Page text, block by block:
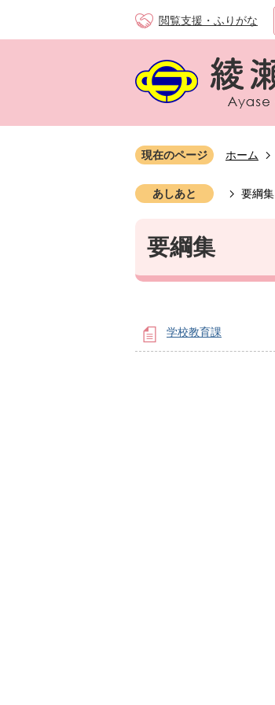
閲覧支援・ふりがな
現在のページ ホーム
あしあと 要綱集
要綱集
学校教育課